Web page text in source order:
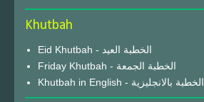
Khutbah
Eid Khutbah - الخطبة العيد
Friday Khutbah - الخطبة الجمعة
Khutbah in English - الخطبة بالانجليزية